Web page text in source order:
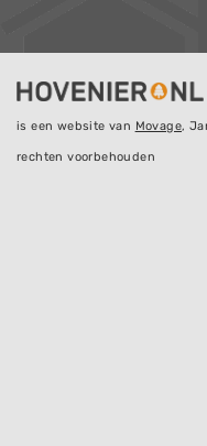
is een website van Movage,
rechten voorbehouden